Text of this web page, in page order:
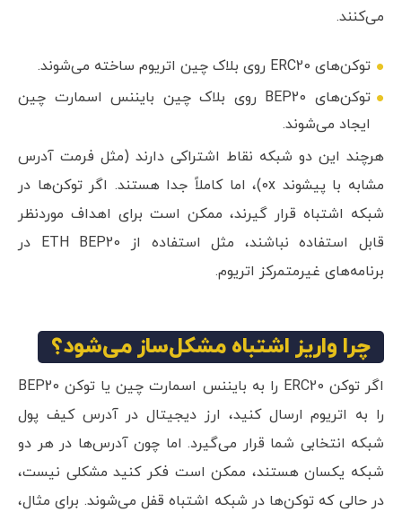
می‌کنند.
توکن‌های ERC20 روی بلاک چین اتریوم ساخته می‌شوند.
توکن‌های BEP20 روی بلاک چین بایننس اسمارت چین
ایجاد می‌شوند.
هرچند این دو شبکه نقاط اشتراکی دارند (مثل فرمت آدرس
مشابه با پیشوند 0x)، اما کاملاً جدا هستند. اگر توکن‌ها در
شبکه اشتباه قرار گیرند، ممکن است برای اهداف موردنظر
قابل استفاده نباشند، مثل استفاده از ETH BEP20 در
برنامه‌های غیرمتمرکز اتریوم.
چرا واریز اشتباه مشکل‌ساز می‌شود؟
اگر توکن ERC20 را به بایننس اسمارت چین یا توکن BEP20
را به اتریوم ارسال کنید، ارز دیجیتال در آدرس کیف پول
شبکه انتخابی شما قرار می‌گیرد. اما چون آدرس‌ها در هر دو
شبکه یکسان هستند، ممکن است فکر کنید مشکلی نیست،
در حالی که توکن‌ها در شبکه اشتباه قفل می‌شوند. برای مثال،